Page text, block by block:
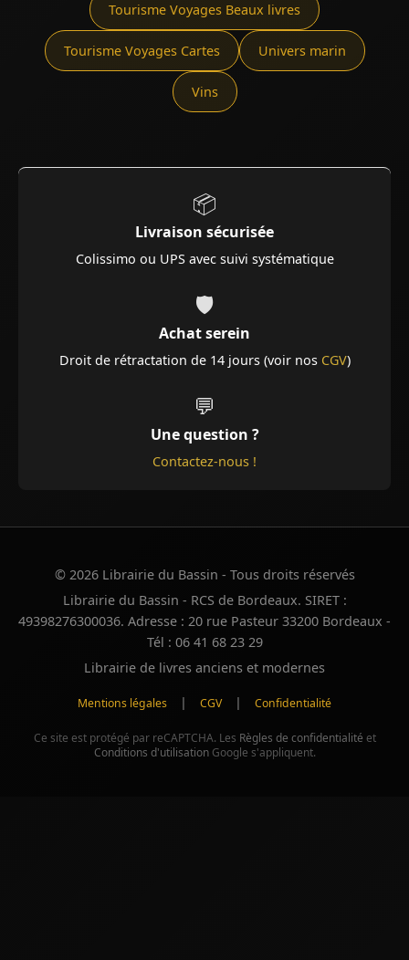
Tourisme Voyages Beaux livres
Tourisme Voyages Cartes Univers marin
Vins
📦
Livraison sécurisée
Colissimo ou UPS avec suivi systématique
🛡️
Achat serein
Droit de rétractation de 14 jours (voir nos CGV)
💬
Une question ?
Contactez-nous !
© 2026 Librairie du Bassin - Tous droits réservés
Librairie du Bassin - RCS de Bordeaux. SIRET :
49398276300036. Adresse : 20 rue Pasteur 33200 Bordeaux -
Tél : 06 41 68 23 29
Librairie de livres anciens et modernes
Mentions légales | CGV | Confidentialité
Ce site est protégé par reCAPTCHA. Les Règles de confidentialité et
Conditions d'utilisationGoogle s'appliquent.